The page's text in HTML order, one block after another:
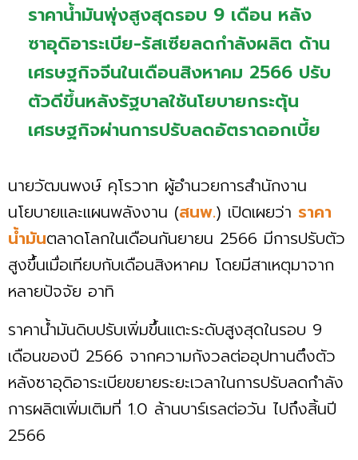
ราคาน้ำมันพุ่งสูงสุดรอบ 9 เดือน หลัง
ซาอุดิอาระเบีย-รัสเซียลดกำลังผลิต ด้าน
เศรษฐกิจจีนในเดือนสิงหาคม 2566 ปรับ
ตัวดีขึ้นหลังรัฐบาลใช้นโยบายกระตุ้น
เศรษฐกิจผ่านการปรับลดอัตราดอกเบี้ย
นายวัฒนพงษ์ คุโรวาท ผู้อำนวยการสำนักงาน
นโยบายและแผนพลังงาน (สนพ.) เปิดเผยว่า ราคา
น้ำมันตลาดโลกในเดือนกันยายน 2566 มีการปรับตัว
สูงขึ้นเมื่อเทียบกับเดือนสิงหาคม โดยมีสาเหตุมาจาก
หลายปัจจัย อาทิ
ราคาน้ำมันดิบปรับเพิ่มขึ้นแตะระดับสูงสุดในรอบ 9
เดือนของปี 2566 จากความกังวลต่ออุปทานตึงตัว
หลังซาอุดิอาระเบียขยายระยะเวลาในการปรับลดกำลัง
การผลิตเพิ่มเติมที่ 1.0 ล้านบาร์เรลต่อวัน ไปถึงสิ้นปี
2566